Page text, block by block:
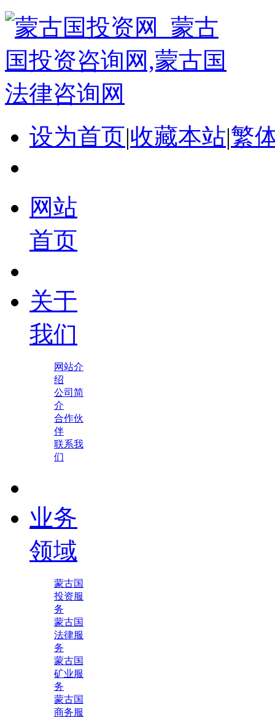
设为首页|收藏本站|繁
网站
首页
关于
我们
网站介
绍
公司简
介
合作伙
伴
联系我
们
业务
领域
蒙古国
投资服
务
蒙古国
法律服
务
蒙古国
矿业服
务
蒙古国
商务服